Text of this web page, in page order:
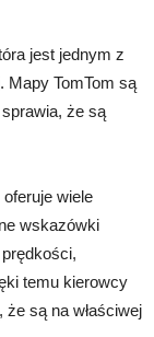
jest jednym z
Mapy TomTom są
że są
wiele
wskazówki
temu kierowcy
są na właściwej